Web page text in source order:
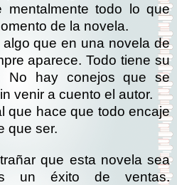
mentalmente todo lo que
de la novela.
que en una novela de
aparece. Todo tiene su
No hay conejos que se
venir a cuento el autor.
que hace que todo encaje
que ser.
que esta novela sea
un éxito de ventas.